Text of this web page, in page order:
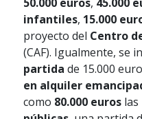
infantiles, 15.000
proyecto del Centro
(CAF). Igualmente, se
partida de 15.000
en alquiler
como 80.000 euros